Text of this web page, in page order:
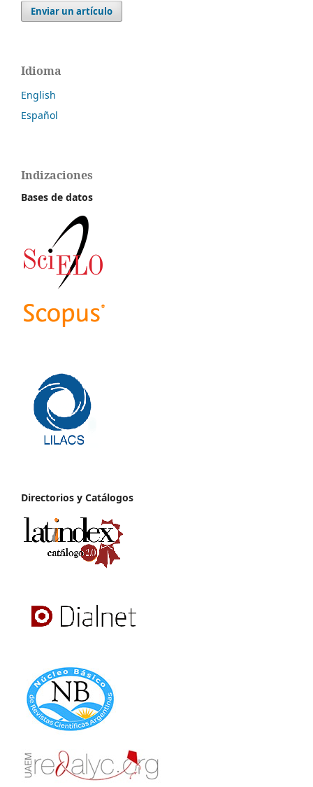
Enviar un artículo
Idioma
English
Español
Indizaciones
Bases de datos
Directorios y Catálogos